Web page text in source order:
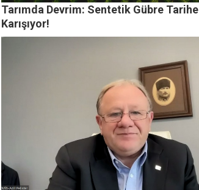
Tarımda Devrim: Sentetik Gübre Tarihe
Karışıyor!